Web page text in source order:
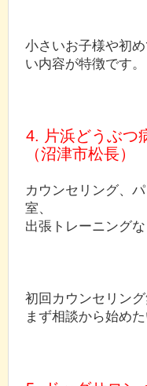
小さいお子様や初
い内容が特徴です。
4. 片浜どうぶつ
（沼津市松長）
カウンセリング、
室、
出張トレーニング
初回カウンセリン
まず相談から始め